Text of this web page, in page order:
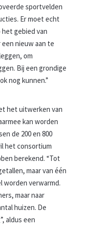
sportvelden
Er moet echt
gebied van
nieuw aan te
om
Bij een grondige
nog kunnen.”
het uitwerken van
kan worden
de 200 en 800
het consortium
berekend. “Tot
maar van één
worden verwarmd.
maar naar
huizen. De
aldus een